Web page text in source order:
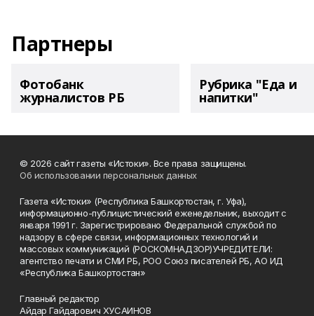
Партнеры
Фотобанк
журналистов РБ
Рубрика "Еда и
напитки"
© 2026 сайт газеты «Истоки». Все права защищены.
Об использовании персональных данных
Газета «Истоки» (Республика Башкортостан, г. Уфа),
информационно-публицистический еженедельник, выходит с
января 1991 г. Зарегистрировано Федеральной службой по
надзору в сфере связи, информационных технологий и
массовых коммуникаций (РОСКОМНАДЗОР)УЧРЕДИТЕЛИ:
агентство печати и СМИ РБ, РОО Союз писателей РБ, АО ИД
«Республика Башкортостан»
Главный редактор
Айдар Гайдарович ХУСАИНОВ